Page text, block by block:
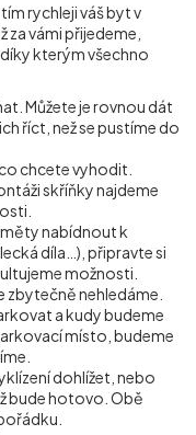
rychleji váš byt v
za vámi přijedeme,
kterým všechno
Můžete je rovnou dát
říct, než se pustíme do
chcete vyhodit.
skříňky najdeme
nabídnout k
díla…), připravte si
možnosti.
zbytečně nehledáme.
a kudy budeme
místo, budeme
dohlížet, nebo
bude hotovo. Obě